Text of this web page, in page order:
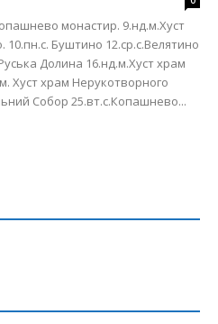
монастир. 9.нд.м.Хуст
Буштино 12.ср.с.Велятино
Долина 16.нд.м.Хуст храм
Хуст храм Нерукотворного
Собор 25.вт.с.Копашнево...